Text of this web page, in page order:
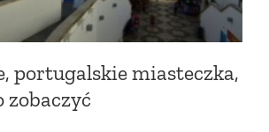
portugalskie miasteczka,